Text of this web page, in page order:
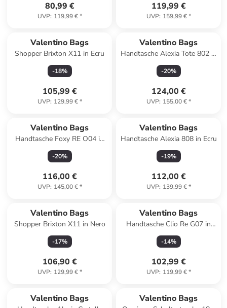
80,99 €
UVP: 119,99 €*
119,99 €
UVP: 159,99 €*
Valentino Bags
Shopper Brixton X11 in Ecru
-18%
105,99 €
UVP: 129,99 €*
Valentino Bags
Handtasche Alexia Tote 802 in
Nero
-20%
124,00 €
UVP: 155,00 €*
Valentino Bags
Handtasche Foxy RE O04 in
Nero
-20%
116,00 €
UVP: 145,00 €*
Valentino Bags
Handtasche Alexia 808 in Ecru
-19%
112,00 €
UVP: 139,99 €*
Valentino Bags
Shopper Brixton X11 in Nero
-17%
106,90 €
UVP: 129,99 €*
Valentino Bags
Handtasche Clio Re G07 in
Ecru
-14%
102,99 €
UVP: 119,99 €*
Valentino Bags Valentino Bags